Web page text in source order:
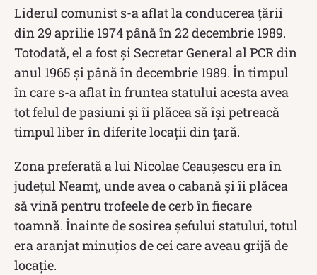
Liderul comunist s-a aflat la conducerea țării
din 29 aprilie 1974 până în 22 decembrie 1989.
Totodată, el a fost și Secretar General al PCR din
anul 1965 și până în decembrie 1989. În timpul
în care s-a aflat în fruntea statului acesta avea
tot felul de pasiuni și îi plăcea să își petreacă
timpul liber în diferite locații din țară.
Zona preferată a lui Nicolae Ceaușescu era în
județul Neamț, unde avea o cabană și îi plăcea
să vină pentru trofeele de cerb în fiecare
toamnă. Înainte de sosirea șefului statului, totul
era aranjat minuțios de cei care aveau grijă de
locație.